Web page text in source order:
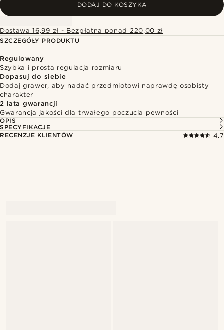
DODAJ DO KOSZYKA
Dostawa 16,99 zł - Bezpłatna ponad 220,00 zł
SZCZEGÓŁY PRODUKTU
Regulowany
Szybka i prosta regulacja rozmiaru
Dopasuj do siebie
Dodaj grawer, aby nadać przedmiotowi naprawdę osobisty
charakter
2 lata gwarancji
Gwarancja jakości dla trwałego poczucia pewności
OPIS
SPECYFIKACJE
RECENZJE KLIENTÓW
4.7